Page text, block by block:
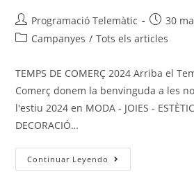
Programació Telemàtic
30
Campanyes / Tots els articles
TEMPS DE COMERÇ 2024 Arriba el
Comerç donem la benvinguda a les
l'estiu 2024 en MODA - JOIES -
DECORACIÓ…
Continuar Leyendo